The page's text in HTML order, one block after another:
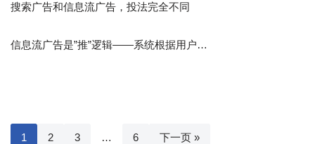
搜索广告和信息流广告，投法完全不同
信息流广告是”推”逻辑——系统根据用户…
1 2 3 … 6 下一页 »